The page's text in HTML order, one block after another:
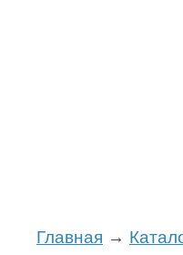
Главная →